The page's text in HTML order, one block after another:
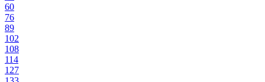
60
76
89
102
108
114
127